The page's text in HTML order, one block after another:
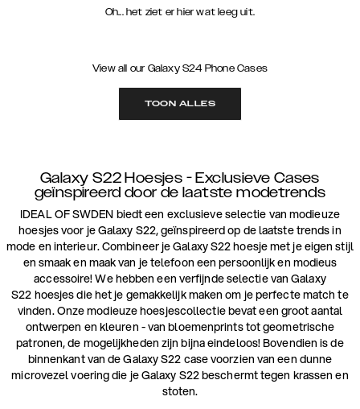
Oh... het ziet er hier wat leeg uit.
View all our Galaxy S24 Phone Cases
TOON ALLES
Galaxy S22 Hoesjes - Exclusieve Cases
geïnspireerd door de laatste modetrends
IDEAL OF SWDEN biedt een exclusieve selectie van modieuze
hoesjes voor je Galaxy S22, geïnspireerd op de laatste trends in
mode en interieur. Combineer je Galaxy S22 hoesje met je eigen stijl
en smaak en maak van je telefoon een persoonlijk en modieus
accessoire! We hebben een verfijnde selectie van Galaxy
S22 hoesjes die het je gemakkelijk maken om je perfecte match te
vinden. Onze modieuze hoesjescollectie bevat een groot aantal
ontwerpen en kleuren - van bloemenprints tot geometrische
patronen, de mogelijkheden zijn bijna eindeloos! Bovendien is de
binnenkant van de Galaxy S22 case voorzien van een dunne
microvezel voering die je Galaxy S22 beschermt tegen krassen en
stoten.